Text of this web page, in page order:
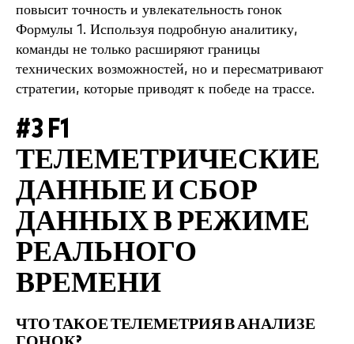
повысит точность и увлекательность гонок
Формулы 1. Используя подробную аналитику,
команды не только расширяют границы
технических возможностей, но и пересматривают
стратегии, которые приводят к победе на трассе.
#3 F1
ТЕЛЕМЕТРИЧЕСКИЕ
ДАННЫЕ И СБОР
ДАННЫХ В РЕЖИМЕ
РЕАЛЬНОГО
ВРЕМЕНИ
ЧТО ТАКОЕ ТЕЛЕМЕТРИЯ В АНАЛИЗЕ